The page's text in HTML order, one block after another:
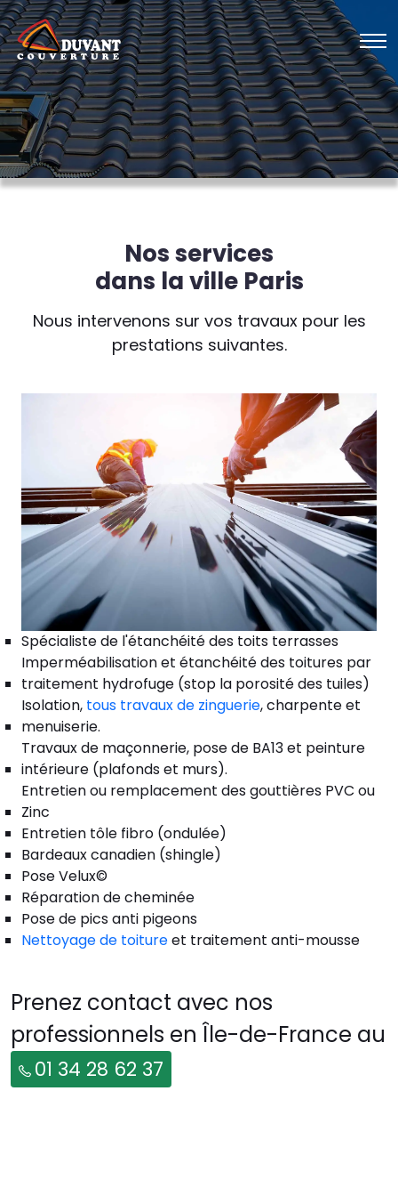
Nos services
dans la ville Paris
Nous intervenons sur vos travaux pour les
prestations suivantes.
Spécialiste de l'étanchéité des toits terrasses
Imperméabilisation et étanchéité des toitures par
traitement hydrofuge (stop la porosité des tuiles)
Isolation, tous travaux de zinguerie, charpente et
menuiserie.
Travaux de maçonnerie, pose de BA13 et peinture
intérieure (plafonds et murs).
Entretien ou remplacement des gouttières PVC ou
Zinc
Entretien tôle fibro (ondulée)
Bardeaux canadien (shingle)
Pose Velux©
Réparation de cheminée
Pose de pics anti pigeons
Nettoyage de toitureet traitement anti-mousse
Prenez contact avec nos
professionnels en Île-de-France au
01 34 28 62 37